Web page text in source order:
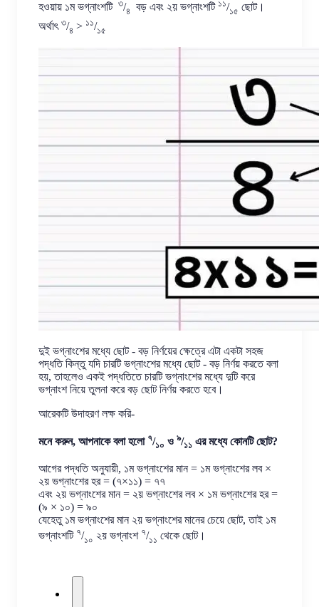
হওয়ায় ১ম ভগ্নাংশটি ৩/৪ বড় এবং ২য় ভগ্নাংশটি ১১/১৫ ছোট।
অর্থাৎ ৩/৪ > ১১/১৫
দুই ভগ্নাংশের মধ্যে ছোট - বড় নির্ণয়ের ক্ষেত্রে এটা একটা সহজ
পদ্ধতি কিন্তু যদি চারটি ভগ্নাংশের মধ্যে ছোট - বড় নির্ণয় করতে বলা
হয়, তাহলেও একই পদ্ধতিতে চারটি ভগ্নাংশের মধ্যে দুটি করে
ভগ্নাংশ নিয়ে তুলনা করে বড় ছোট নির্ণয় করতে হবে।
আরেকটি উদাহরণ লক্ষ করি-
মনে করুন, আপনাকে বলা হলো ৭/১০ ও ৯/১১ এর মধ্যে কোনটি ছোট?
আগের পদ্ধতি অনুযায়ী, ১ম ভগ্নাংশের মান = ১ম ভগ্নাংশের লব ×
২য় ভগ্নাংশের হর = (৭×১১) = ৭৭
এবং ২য় ভগ্নাংশের মান = ২য় ভগ্নাংশের লব × ১ম ভগ্নাংশের হর =
(৯ × ১০) = ৯০
যেহেতু ১ম ভগ্নাংশের মান ২য় ভগ্নাংশের মানের চেয়ে ছোট, তাই ১ম
ভগ্নাংশটি ৭/১০ ২য় ভগ্নাংশ ৭/১১ থেকে ছোট।